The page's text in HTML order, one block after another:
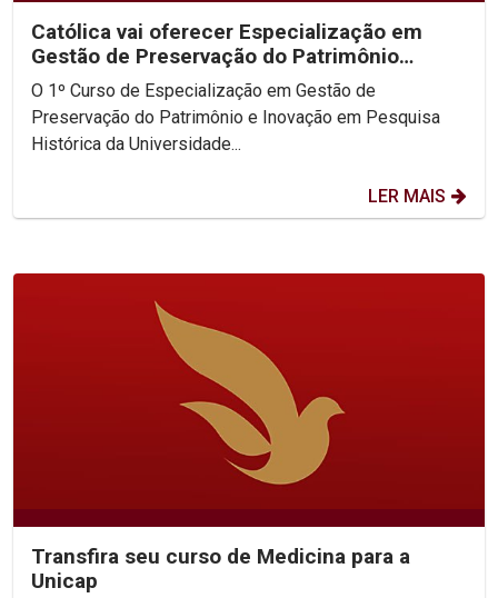
Católica vai oferecer Especialização em
Gestão de Preservação do Patrimônio
Histórico
O 1º Curso de Especialização em Gestão de
Preservação do Patrimônio e Inovação em Pesquisa
Histórica da Universidade...
LER MAIS
Transfira seu curso de Medicina para a
Unicap